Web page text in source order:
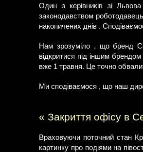
Один з керівників зі
законодавством
накопичених днів .
Нам зрозуміло , що бренд
відкритися під іншим
вже 1 травня. Це точно
Ми сподіваємося , що наш
« Закриття офісу в
Враховуючи поточний стан
картинку про подіями на